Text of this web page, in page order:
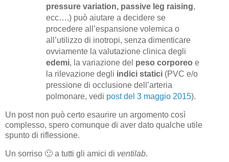
pressure variation, passive leg raising,
ecc….) può aiutare a decidere se
procedere all’espansione volemica o
all’utilizzo di inotropi, senza dimenticare
ovviamente la valutazione clinica degli
edemi, la variazione del peso corporeo e
la rilevazione degli indici statici(PVC e/o
pressione di occlusione dell’arteria
polmonare, vedi post del 3 maggio 2015).
Un post non può certo esaurire un argomento così
complesso, spero comunque di aver dato qualche utile
spunto di riflessione.
Un sorriso 🙂 a tutti gli amici di ventilab.